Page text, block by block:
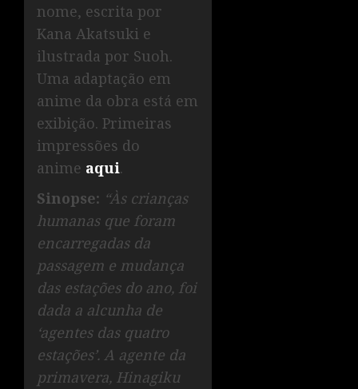
nome, escrita por
Kana Akatsuki e
ilustrada por Suoh.
Uma adaptação em
anime da obra está em
exibição. Primeiras
impressões do
anime aqui.
Sinopse: “Às crianças
humanas que foram
encarregadas da
passagem e mudança
das estações do ano, foi
dada a alcunha de
‘agentes das quatro
estações’. A agente da
primavera, Hinagiku